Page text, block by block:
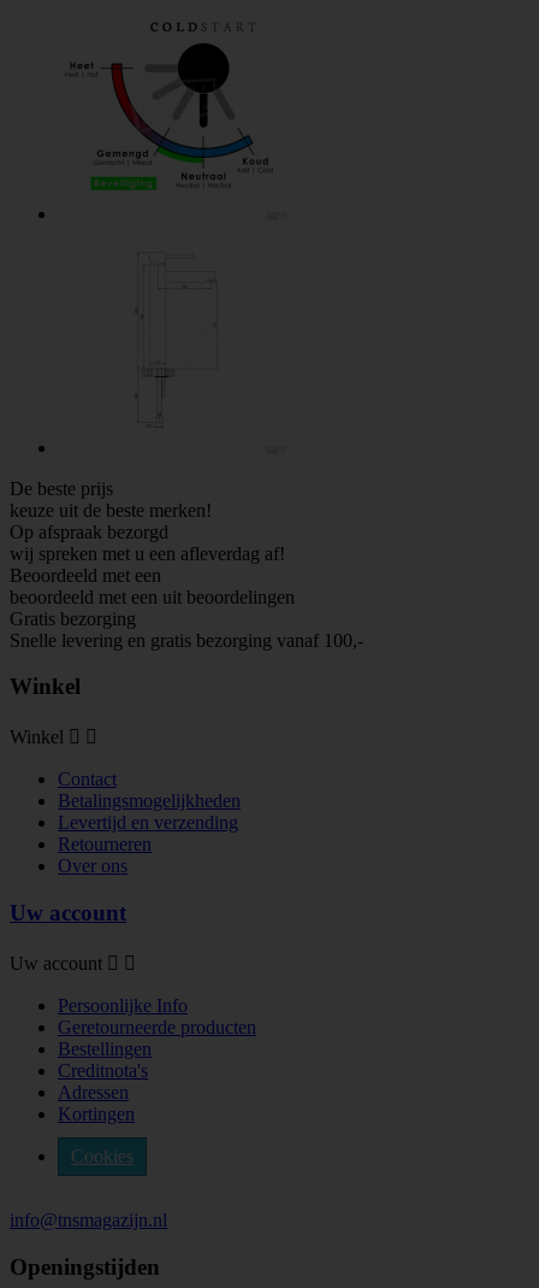
De beste prijs
keuze uit de beste merken!
Op afspraak bezorgd
wij spreken met u een afleverdag af!
Beoordeeld met een
beoordeeld met een uit beoordelingen
Gratis bezorging
Snelle levering en gratis bezorging vanaf 100,-
Winkel
Winkel  
Contact
Betalingsmogelijkheden
Levertijd en verzending
Retourneren
Over ons
Uw account
Uw account  
Persoonlijke Info
Geretourneerde producten
Bestellingen
Creditnota's
Adressen
Kortingen
Cookies
info@tnsmagazijn.nl
Openingstijden